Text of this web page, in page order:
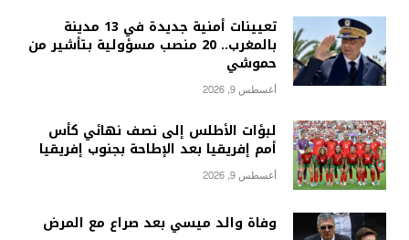
تعيينات أمنية جديدة في 13 مدينة
بالمغرب.. 20 منصب مسؤولية بتأشير من
حموشي
أغسطس 9, 2026
لبؤات الأطلس إلى نصف نهائي كأس
أمم إفريقيا بعد الإطاحة بجنوب إفريقيا
أغسطس 9, 2026
وفاة والد ميسي بعد صراع مع المرض